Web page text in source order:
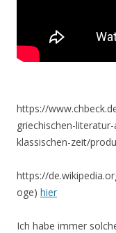
https://
griechischen-
klassischen-zeit/
https://
oge) hier
Ich habe immer